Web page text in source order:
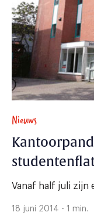
Nieuws
Vanaf half juli zijn
18 juni 2014 - 1 min.